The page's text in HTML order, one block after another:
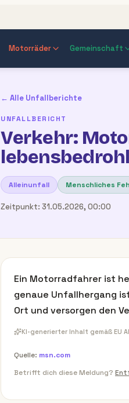
Motorräder Gemeinschaft
← Alle Unfallberichte
UNFALLBERICHT
Verkehr:
Alleinunfall Menschliches
Zeitpunkt: 31.05.2026, 00:00
Ein Motorradfahrer ist
genaue Unfallhergang
Ort und versorgen den
KI-generierter Inhalt gemäß EU
Quelle: msn.com
Betrifft dich diese Meldung?